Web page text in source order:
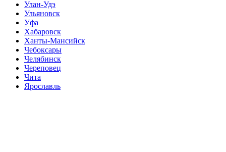
Улан-Удэ
Ульяновск
Уфа
Хабаровск
Ханты-Мансийск
Чебоксары
Челябинск
Череповец
Чита
Ярославль